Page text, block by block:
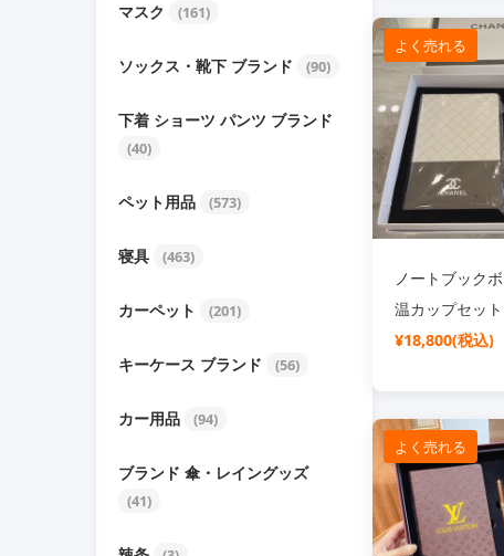
マスク (161)
ソックス・靴下 ブランド (90)
下着 ショーツ パンツ ブランド
(40)
ペット用品 (573)
寝具 (463)
カーペット (201)
キーケース ブランド (56)
カー用品 (94)
ブランド 傘・レイングッズ
(41)
よく売れる
ノートブック
温カップセッ
500ml Gucci 大
プレゼント 実用
¥18,800(税込)
よく売れる